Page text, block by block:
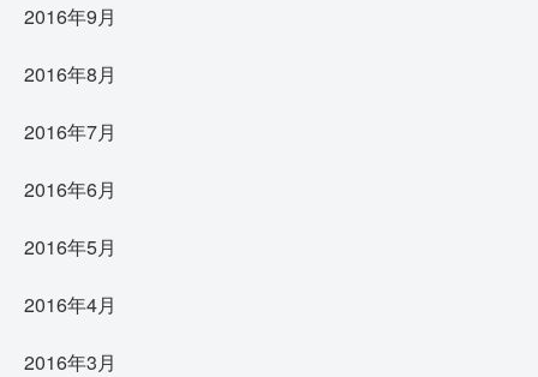
2016年9月
2016年8月
2016年7月
2016年6月
2016年5月
2016年4月
2016年3月